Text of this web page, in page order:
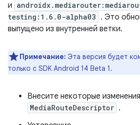
и
testing:1.6.0-alpha03 . Это
выпущено из внутренней ветки.
Примечание: Эта версия будет
только с SDK Android 14 Beta 1.
Внесите некоторые
MediaRouteDescriptor .